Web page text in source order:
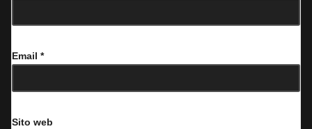
Email *
Sito web